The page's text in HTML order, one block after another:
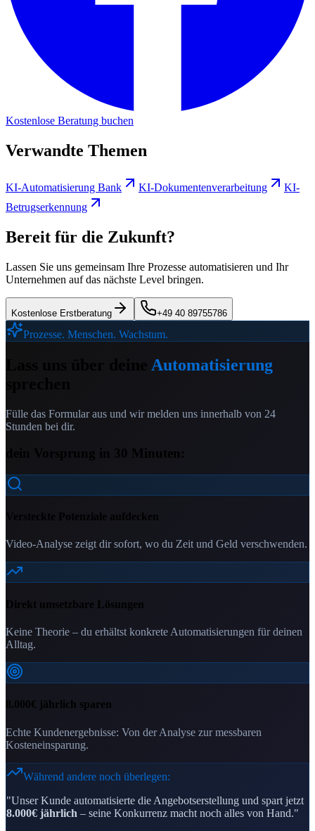
Kostenlose Beratung buchen
Verwandte Themen
KI-Automatisierung Bank KI-Dokumentenverarbeitung
KI-
Betrugserkennung
Bereit für die Zukunft?
Lassen Sie uns gemeinsam Ihre Prozesse automatisieren und Ihr
Unternehmen auf das nächste Level bringen.
Kostenlose Erstberatung +49 40 89755786
Prozesse. Menschen. Wachstum.
Automatisierung
Fülle das Formular aus und wir melden uns innerhalb von 24
Stunden bei dir.
dein Vorsprung in 30 Minuten:
Versteckte Potenziale aufdecken
Video-Analyse zeigt dir sofort, wo du Zeit und Geld verschwenden.
Direkt umsetzbare Lösungen
Keine Theorie – du erhältst konkrete Automatisierungen für deinen
Alltag.
8.000€ jährlich sparen
Echte Kundenergebnisse: Von der Analyse zur messbaren
Kosteneinsparung.
Während andere noch überlegen:
"Unser Kunde automatisierte die Angebotserstellung und spart jetzt
8.000€ jährlich – seine Konkurrenz macht noch alles von Hand."